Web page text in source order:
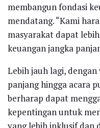
membangun fondasi
mendatang. “Kami
masyarakat dapat
keuangan jangka
Lebih jauh lagi,
panjang hingga acara
berharap dapat
kepentingan untuk